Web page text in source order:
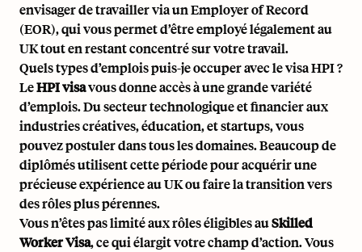
envisager de travailler via unEmployer of Record
(EOR), qui vous permet d’être employé légalement au
UK tout en restant concentré sur votre travail.
Quels types d’emplois puis-je occuper avec le visa HPI ?
LeHPI visavous donne accès à une grande variété
d’emplois. Du secteur technologique et financier aux
industries créatives, éducation, et startups, vous
pouvez postuler dans tous les domaines. Beaucoup de
diplômés utilisent cette période pour acquérir une
précieuse expérience au UK ou faire la transition vers
des rôles plus pérennes.
Vous n’êtes pas limité aux rôles éligibles auSkilled
Worker Visa, ce qui élargit votre champ d’action. Vous